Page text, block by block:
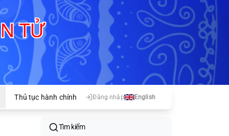
Thủ tục hành chính Đăng nhập English
Tìm kiếm